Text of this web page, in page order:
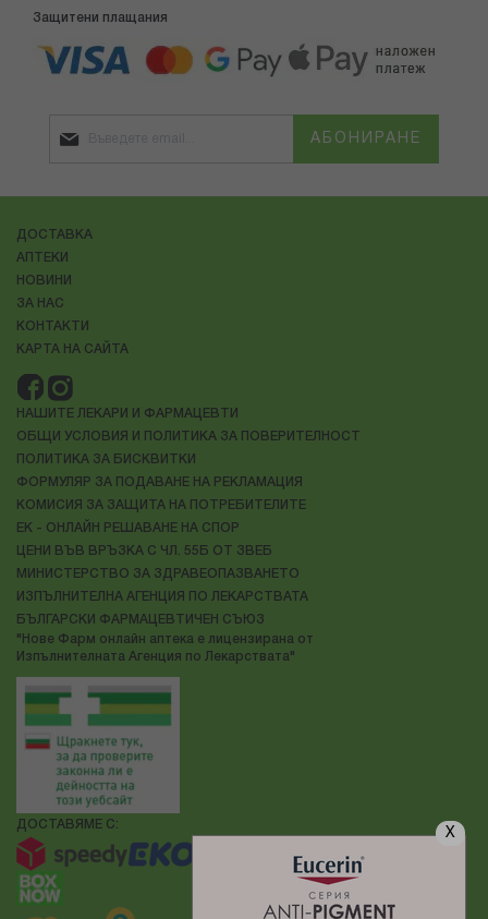
X
Защитени плащания
АБОНИРАНЕ
ДОСТАВКА
АПТЕКИ
НОВИНИ
ЗА НАС
КОНТАКТИ
КАРТА НА САЙТА
НАШИТЕ ЛЕКАРИ И ФАРМАЦЕВТИ
ОБЩИ УСЛОВИЯ И ПОЛИТИКА ЗА ПОВЕРИТЕЛНОСТ
ПОЛИТИКА ЗА БИСКВИТКИ
ФОРМУЛЯР ЗА ПОДАВАНЕ НА РЕКЛАМАЦИЯ
КОМИСИЯ ЗА ЗАЩИТА НА ПОТРЕБИТЕЛИТЕ
ЕК - ОНЛАЙН РЕШАВАНЕ НА СПОР
ЦЕНИ ВЪВ ВРЪЗКА С ЧЛ. 55Б ОТ ЗВЕБ
МИНИСТЕРСТВО ЗА ЗДРАВЕОПАЗВАНЕТО
ИЗПЪЛНИТЕЛНА АГЕНЦИЯ ПО ЛЕКАРСТВАТА
БЪЛГАРСКИ ФАРМАЦЕВТИЧЕН СЪЮЗ
"Нове Фарм онлайн аптека е лицензирана от
Изпълнителната Агенция по Лекарствата"
ДОСТАВЯМЕ С: